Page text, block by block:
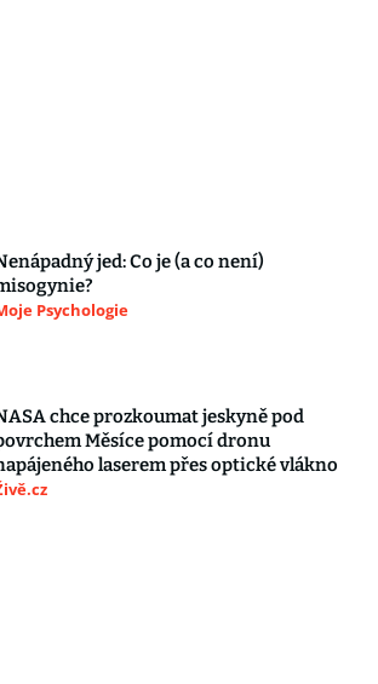
jed: Co je (a co není)
Psychologie
chce prozkoumat jeskyně pod
Měsíce pomocí dronu
laserem přes optické vlákno